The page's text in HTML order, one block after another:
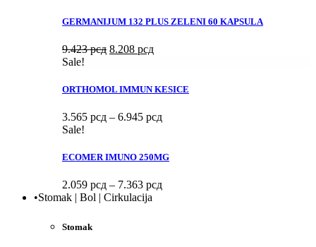
bila:
7.458 рсд.
GERMANIJUM 132 PLUS ZELENI 60 KAPSULA
9.423рсд Originalna
bila:
8.208 рсдTrenutna
8.208 рсд.
Sale!
ORTHOMOL IMMUN KESICE
3.565 рсд – 6.945 рсдRaspon
3.565 рсд
Sale!
ECOMER IMUNO 250MG
2.059 рсд – 7.363 рсдRaspon
•Stomak | Bol | Cirkulacija
Stomak